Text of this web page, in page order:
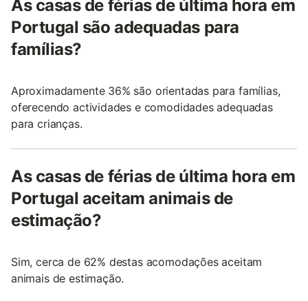
As casas de férias de última hora em
Portugal são adequadas para
famílias?
Aproximadamente 36% são orientadas para famílias,
oferecendo actividades e comodidades adequadas
para crianças.
As casas de férias de última hora em
Portugal aceitam animais de
estimação?
Sim, cerca de 62% destas acomodações aceitam
animais de estimação.